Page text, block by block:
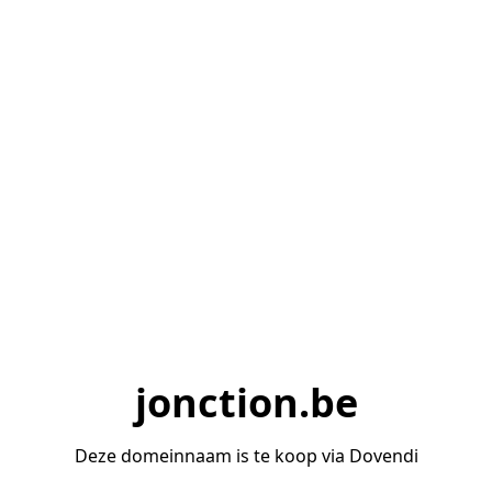
jonction.be
Deze domeinnaam is te koop via Dovendi